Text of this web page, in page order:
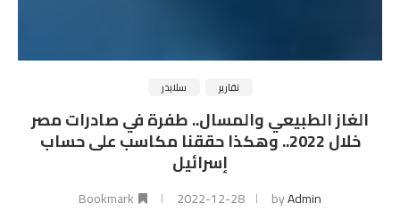
تقارير سلايدر
الغاز الطبيعي والمسال.. طفرة في صادرات مصر
خلال 2022.. وهكذا حققنا مكاسب على حساب
إسرائيل
byAdmin
2022-12-28
Bookmark